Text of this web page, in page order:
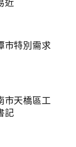
特別需求
天橋區工
記